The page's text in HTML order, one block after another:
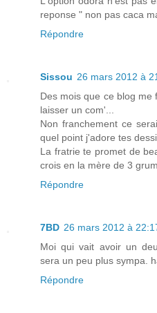
reponse " non pas caca
Répondre
Sissou 26 mars 2012 à
Des mois que ce blog
laisser un com'...
Non franchement ce
quel point j'adore tes
La fratrie te promet de
crois en la mère de 3
Répondre
7BD 26 mars 2012 à
Moi qui vait avoir un
sera un peu plus sympa.
Répondre